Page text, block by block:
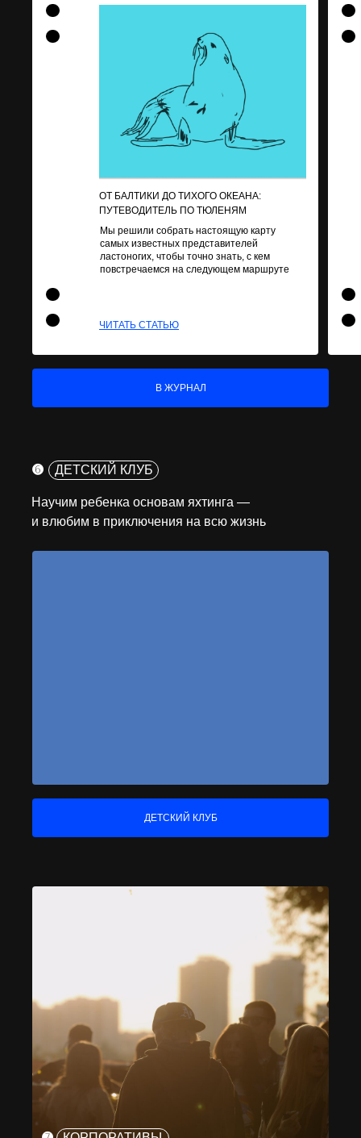
ЧИТАТЬ СТАТЬЮ
Мы решили собрать настоящую карту
самых известных представителей
ластоногих, чтобы точно знать, с кем
повстречаемся на следующем маршруте
ОТ БАЛТИКИ ДО ТИХОГО ОКЕАНА:
ПУТЕВОДИТЕЛЬ ПО ТЮЛЕНЯМ
В ЖУРНАЛ
➏ ДЕТСКИЙ КЛУБ
Научим ребенка основам яхтинга —
и влюбим в приключения на всю жизнь
ДЕТСКИЙ КЛУБ